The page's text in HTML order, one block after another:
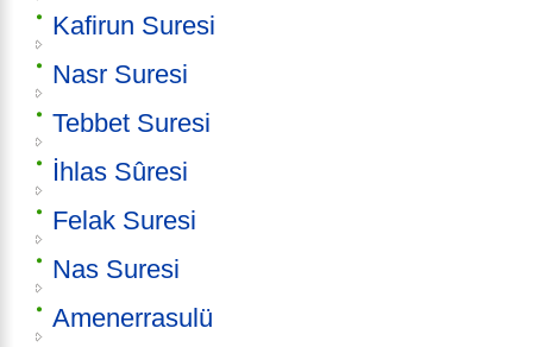
Kafirun Suresi
Nasr Suresi
Tebbet Suresi
İhlas Sûresi
Felak Suresi
Nas Suresi
Amenerrasulü